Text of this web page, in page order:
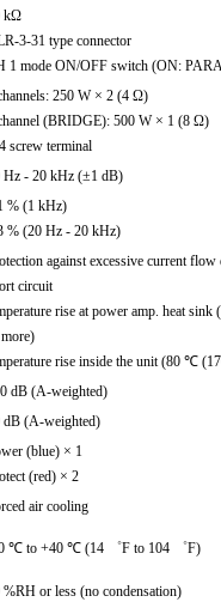
kΩ
3-31 type connector
1 mode ON/OFF switch (ON:
250 W × 2 (4 Ω)
(BRIDGE): 500 W × 1 (8 Ω)
screw terminal
Hz - 20 kHz (±1 dB)
% (1 kHz)
% (20 Hz - 20 kHz)
against excessive current flow
circuit
rise at power amp. heat
rise inside the unit (80 ℃
dB (A-weighted)
dB (A-weighted)
(blue) × 1
(red) × 2
air cooling
℃ to +40 ℃ (14 ゜F to 104 ゜F)
%RH or less (no condensation)